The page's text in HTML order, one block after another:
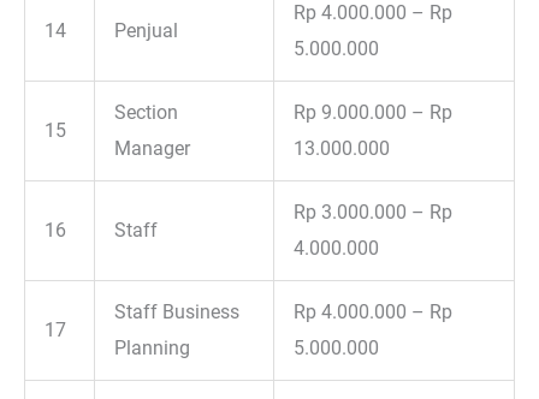
14 Penjual
Rp 4.000.000 – Rp
5.000.000
15
Section
Manager
Rp 9.000.000 – Rp
13.000.000
16 Staff
Rp 3.000.000 – Rp
4.000.000
17
Staff Business
Planning
Rp 4.000.000 – Rp
5.000.000